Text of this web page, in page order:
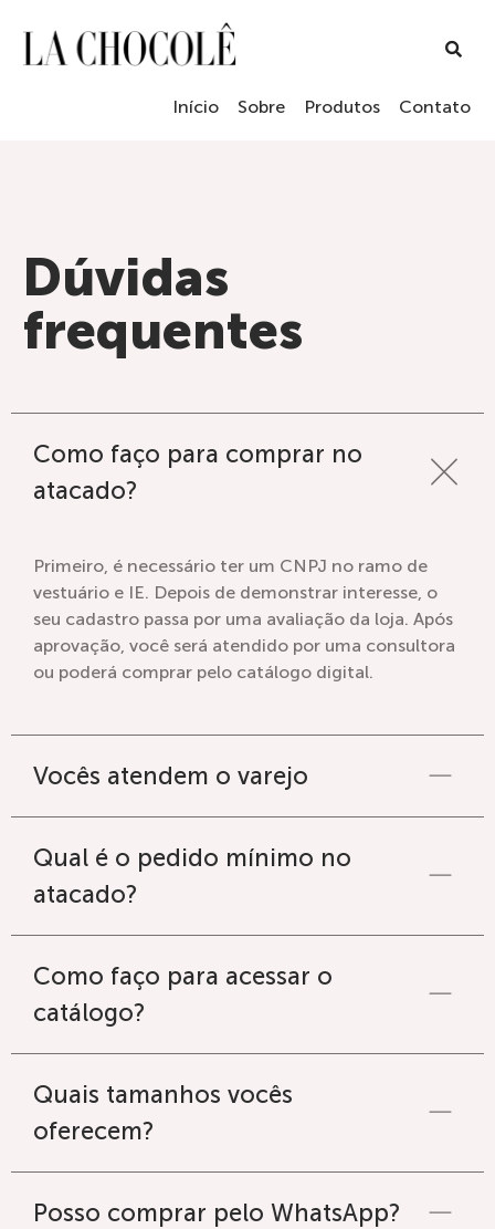
Início Sobre Produtos Contato
Dúvidas
frequentes
Como faço para comprar no
atacado?
Primeiro, é necessário ter um CNPJ no ramo de
vestuário e IE. Depois de demonstrar interesse, o
seu cadastro passa por uma avaliação da loja. Após
aprovação, você será atendido por uma consultora
ou poderá comprar pelo catálogo digital.
Vocês atendem o varejo
Qual é o pedido mínimo no
atacado?
Como faço para acessar o
catálogo?
Quais tamanhos vocês
oferecem?
Posso comprar pelo WhatsApp?